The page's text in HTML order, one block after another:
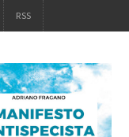
RSS